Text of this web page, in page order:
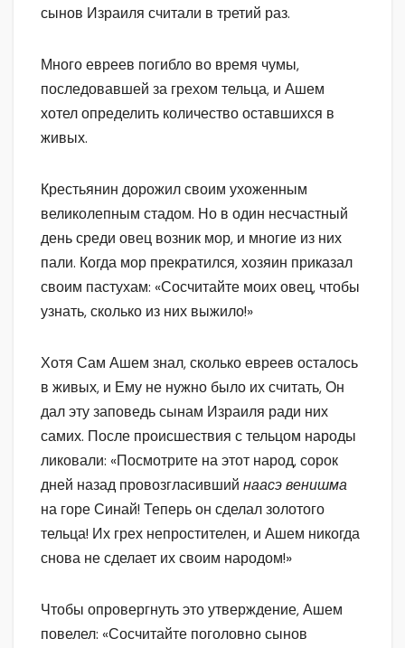
сынов Израиля считали в третий раз.
Много евреев погибло во время чумы,
последовавшей за грехом тельца, и Ашем
хотел определить количество оставшихся в
живых.
Крестьянин дорожил своим ухоженным
великолепным стадом. Но в один несчастный
день среди овец возник мор, и многие из них
пали. Когда мор прекратился, хозяин приказал
своим пастухам: «Сосчитайте моих овец, чтобы
узнать, сколько из них выжило!»
Хотя Сам Ашем знал, сколько евреев осталось
в живых, и Ему не нужно было их считать, Он
дал эту заповедь сынам Израиля ради них
самих. После происшествия с тельцом народы
ликовали: «Посмотрите на этот народ, сорок
дней назад провозгласивший наасэ венишма
на горе Синай! Теперь он сделал золотого
тельца! Их грех непростителен, и Ашем никогда
снова не сделает их своим народом!»
Чтобы опровергнуть это утверждение, Ашем
повелел: «Сосчитайте поголовно сынов